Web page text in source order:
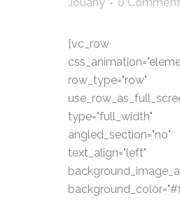
[vc_row
row_type="row"
type="full_width"
angled_section="no"
text_align="left"